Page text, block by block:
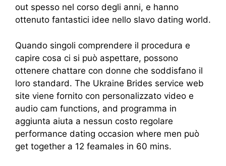
out spesso nel corso degli anni, e hanno
ottenuto fantastici idee nello slavo dating world.
Quando singoli comprendere il procedura e
capire cosa ci si può aspettare, possono
ottenere chattare con donne che soddisfano il
loro standard. The Ukraine Brides service web
site viene fornito con personalizzato video e
audio cam functions, and programma in
aggiunta aiuta a nessun costo regolare
performance dating occasion where men può
get together a 12 feamales in 60 mins.